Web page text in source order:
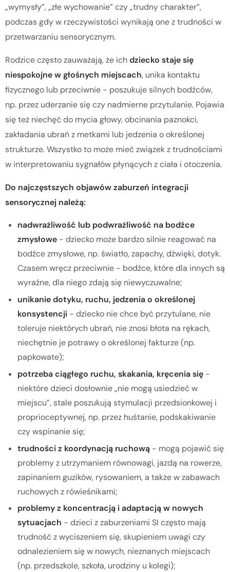
„wymysły”, „złe wychowanie” czy „trudny charakter”,
podczas gdy w rzeczywistości wynikają one z trudności w
przetwarzaniu sensorycznym.
Rodzice często zauważają, że ichdziecko staje się
niespokojne w głośnych miejscach, unika kontaktu
fizycznego lub przeciwnie - poszukuje silnych bodźców,
np. przez uderzanie się czy nadmierne przytulanie. Pojawia
się też niechęć do mycia głowy, obcinania paznokci,
zakładania ubrań z metkami lub jedzenia o określonej
strukturze. Wszystko to może mieć związek z trudnościami
w interpretowaniu sygnałów płynących z ciała i otoczenia.
Do najczęstszych objawów zaburzeń integracji
sensorycznej należą:
nadwrażliwość lub podwrażliwość na bodźce
zmysłowe - dziecko może bardzo silnie reagować na
bodźce zmysłowe, np. światło, zapachy, dźwięki, dotyk.
Czasem wręcz przeciwnie - bodźce, które dla innych są
wyraźne, dla niego zdają się niewyczuwalne;
unikanie dotyku, ruchu, jedzenia o określonej
konsystencji - dziecko nie chce być przytulane, nie
toleruje niektórych ubrań, nie znosi błota na rękach,
niechętnie je potrawy o określonej fakturze (np.
papkowate);
potrzeba ciągłego ruchu, skakania, kręcenia się -
niektóre dzieci dosłownie „nie mogą usiedzieć w
miejscu”, stale poszukują stymulacji przedsionkowej i
proprioceptywnej, np. przez huśtanie, podskakiwanie
czy wspinanie się;
trudności z koordynacją ruchową - mogą pojawić się
problemy z utrzymaniem równowagi, jazdą na rowerze,
zapinaniem guzików, rysowaniem, a także w zabawach
ruchowych z rówieśnikami;
problemy z koncentracją i adaptacją w nowych
sytuacjach - dzieci z zaburzeniami SI często mają
trudność z wyciszeniem się, skupieniem uwagi czy
odnalezieniem się w nowych, nieznanych miejscach
(np. przedszkole, szkoła, urodziny u kolegi);